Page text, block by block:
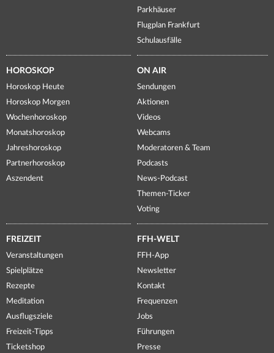
Parkhäuser
Flugplan Frankfurt
Schulausfälle
HOROSKOP
Horoskop Heute
Horoskop Morgen
Wochenhoroskop
Monatshoroskop
Jahreshoroskop
Partnerhoroskop
Aszendent
ON AIR
Sendungen
Aktionen
Videos
Webcams
Moderatoren & Team
Podcasts
News-Podcast
Themen-Ticker
Voting
FREIZEIT
Veranstaltungen
Spielplätze
Rezepte
Meditation
Ausflugsziele
Freizeit-Tipps
Ticketshop
FFH-WELT
FFH-App
Newsletter
Kontakt
Frequenzen
Jobs
Führungen
Presse